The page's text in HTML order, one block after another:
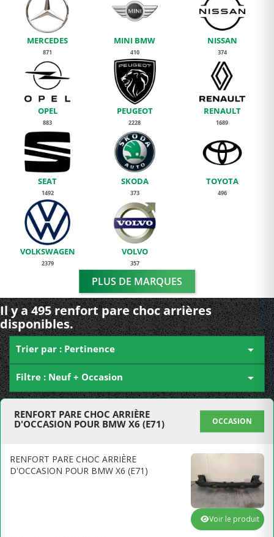
MERCEDES
871
MINI BMW
410
NISSAN
374
OPEL
883
PEUGEOT
2228
RENAULT
1689
SEAT
1492
SKODA
373
TOYOTA
496
VOLKSWAGEN
2379
VOLVO
357
PLUS DE MARQUES
Il y a 495 renfort pare choc arrières
disponibles.
Trier par : Pertinence 
Filtre : Neuf + Occasion 
RENFORT PARE CHOC ARRIÈRE
D'OCCASION POUR BMW X6 (E71)
OCCASION
RENFORT PARE CHOC ARRIÈRE
D'OCCASION POUR BMW X6 (E71)
Voir le produit